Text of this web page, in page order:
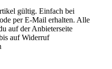
gültig. Einfach bei
per E-Mail erhalten. Alle
auf der Anbieterseite
auf Widerruf